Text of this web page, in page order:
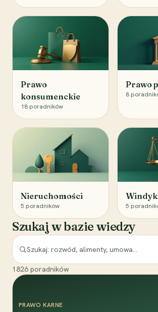
Prawo
konsumenckie
18 poradników
Prawo
8
Nieruchomości
5 poradników 5
Szukaj w bazie wiedzy
1826 poradników
PRAWO KARNE